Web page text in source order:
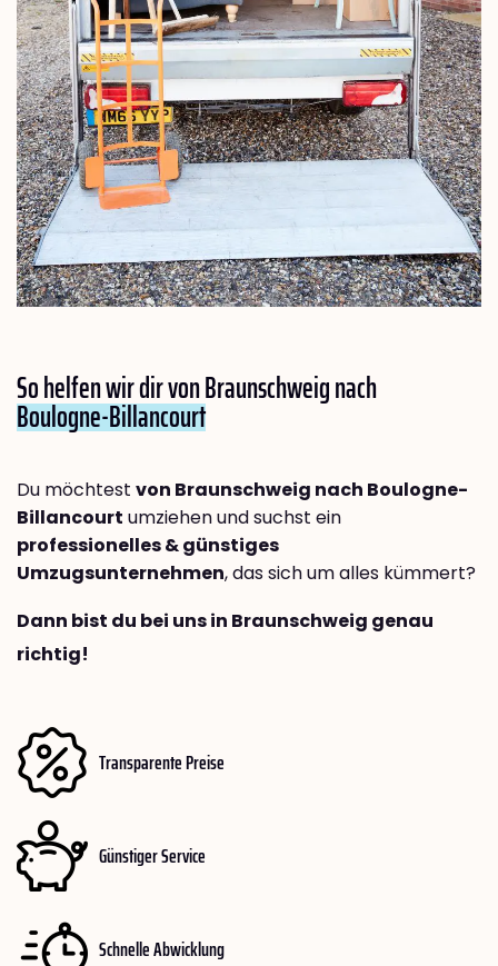
So helfen wir dir von Braunschweig nach
Boulogne-Billancourt
Du möchtest von Braunschweig nach Boulogne-
Billancourt umziehen und suchst ein
professionelles & günstiges
Umzugsunternehmen, das sich um alles kümmert?
Dann bist du bei uns in Braunschweig genau
richtig!
Transparente Preise
Günstiger Service
Schnelle Abwicklung